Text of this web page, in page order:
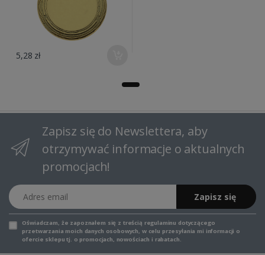
5,28 zł
Zapisz się do Newslettera, aby
otrzymywać informacje o aktualnych
promocjach!
Adres email
Zapisz się
Oświadczam, że zapoznałem się z treścią regulaminu dotyczącego
przetwarzania moich danych osobowych, w celu przesyłania mi informacji o
ofercie sklepu tj. o promocjach, nowościach i rabatach.